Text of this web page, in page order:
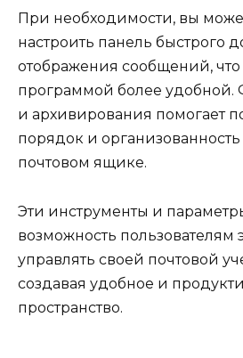
При необходимости, вы
настроить панель быстрого
отображения сообщений, что
программой более удобной.
и архивирования помогает
порядок и
почтовом ящике.
Эти инструменты и
возможность пользователям
управлять своей почтовой
создавая удобное и
пространство.